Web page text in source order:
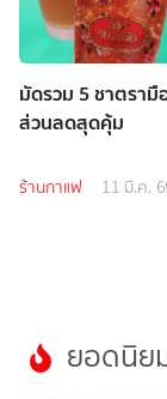
มัดรวม 5 ชาตรา
ส่วนลดสุดคุ้ม
ร้านกาแฟ 11 มี.ค.
ยอดนิย